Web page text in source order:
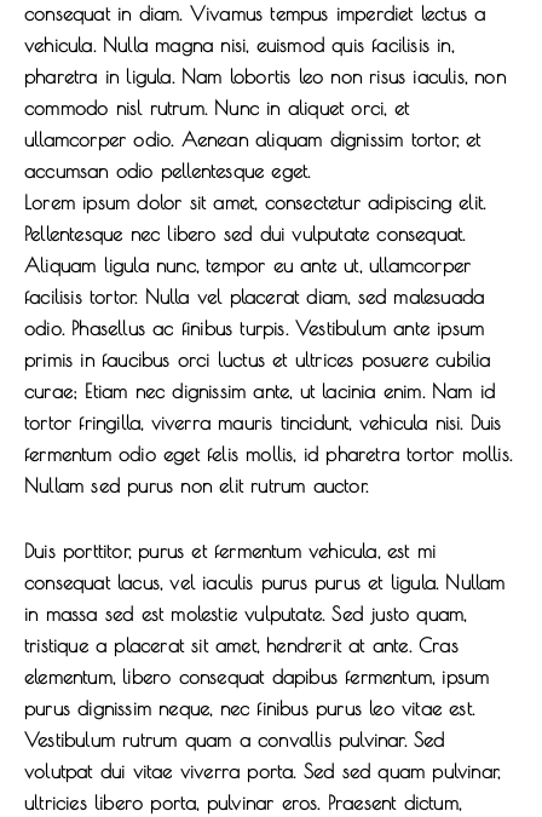
consequat in diam. Vivamus tempus imperdiet lectus a
vehicula. Nulla magna nisi, euismod quis facilisis in,
pharetra in ligula. Nam lobortis leo non risus iaculis, non
commodo nisl rutrum. Nunc in aliquet orci, et
ullamcorper odio. Aenean aliquam dignissim tortor, et
accumsan odio pellentesque eget.
Lorem ipsum dolor sit amet, consectetur adipiscing elit.
Pellentesque nec libero sed dui vulputate consequat.
Aliquam ligula nunc, tempor eu ante ut, ullamcorper
facilisis tortor. Nulla vel placerat diam, sed malesuada
odio. Phasellus ac finibus turpis. Vestibulum ante ipsum
primis in faucibus orci luctus et ultrices posuere cubilia
curae; Etiam nec dignissim ante, ut lacinia enim. Nam id
tortor fringilla, viverra mauris tincidunt, vehicula nisi. Duis
fermentum odio eget felis mollis, id pharetra tortor mollis.
Nullam sed purus non elit rutrum auctor.
Duis porttitor, purus et fermentum vehicula, est mi
consequat lacus, vel iaculis purus purus et ligula. Nullam
in massa sed est molestie vulputate. Sed justo quam,
tristique a placerat sit amet, hendrerit at ante. Cras
elementum, libero consequat dapibus fermentum, ipsum
purus dignissim neque, nec finibus purus leo vitae est.
Vestibulum rutrum quam a convallis pulvinar. Sed
volutpat dui vitae viverra porta. Sed sed quam pulvinar,
ultricies libero porta, pulvinar eros. Praesent dictum,